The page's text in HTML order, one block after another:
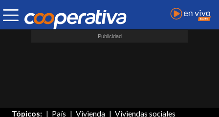
Tópicos: País Vivienda Viviendas sociales